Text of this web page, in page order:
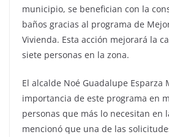
municipio, se benefician con la
baños gracias al programa de
Vivienda. Esta acción mejorará la
siete personas en la zona.
El alcalde Noé Guadalupe Esparza
importancia de este programa en
personas que más lo necesitan en
mencionó que una de las